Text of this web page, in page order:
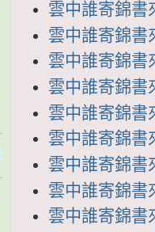
雲中誰寄錦書
雲中誰寄錦書
雲中誰寄錦書
雲中誰寄錦書
雲中誰寄錦書
雲中誰寄錦書
雲中誰寄錦書
雲中誰寄錦書
雲中誰寄錦書